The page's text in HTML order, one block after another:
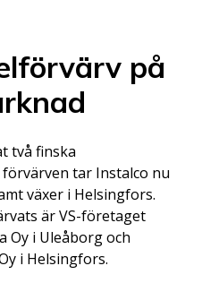
på
två finska
tar Instalco nu
växer i Helsingfors.
är VS-företaget
Oy i Uleåborg och
i Helsingfors.